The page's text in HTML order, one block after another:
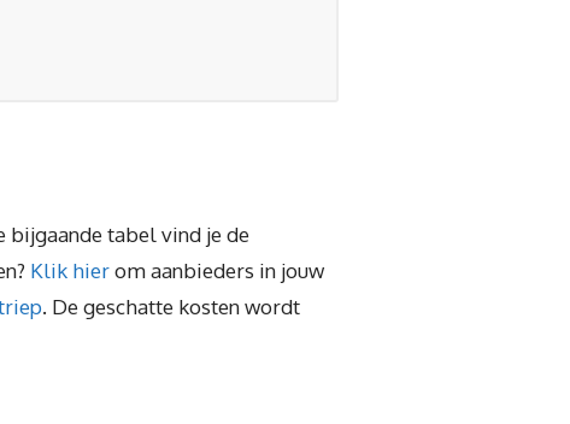
bijgaande tabel vind je de
Klik hierom aanbieders in jouw
. De geschatte kosten wordt